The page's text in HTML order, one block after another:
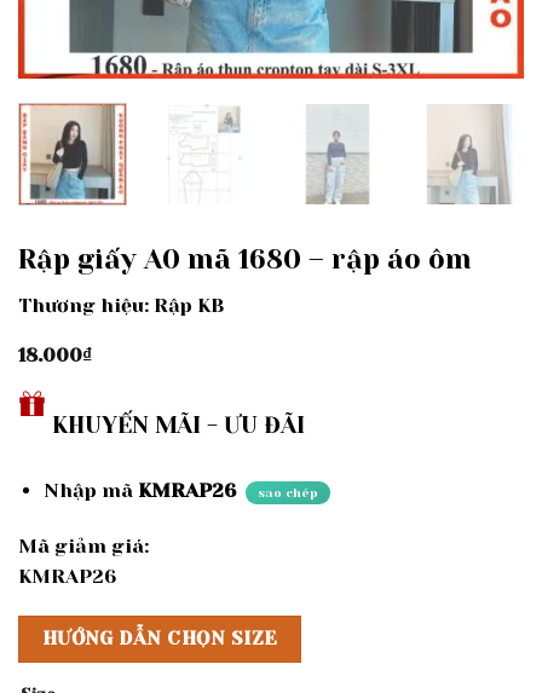
Rập giấy A0 mã 1680 – rập áo ôm
Thương hiệu: Rập KB
18.000₫
KHUYẾN MÃI - ƯU ĐÃI
Nhập mã KMRAP26 sao chép
Mã giảm giá:
KMRAP26
HƯỚNG DẪN CHỌN SIZE